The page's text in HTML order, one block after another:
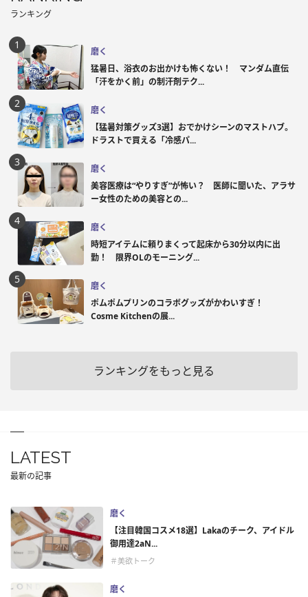
ランキング
磨く
猛暑日、浴衣のお出かけも怖くない！ マンダム直伝
「汗をかく前」の制汗剤テク...
磨く
【猛暑対策グッズ3選】おでかけシーンのマストハブ。
ドラストで買える「冷感パ...
磨く
美容医療は“やりすぎ”が怖い？ 医師に聞いた、アラサ
ー女性のための美容との...
磨く
時短アイテムに頼りまくって起床から30分以内に出
勤！ 限界OLのモーニング...
磨く
ポムポムプリンのコラボグッズがかわいすぎ！
Cosme Kitchenの展...
ランキングをもっと見る
LATEST
最新の記事
磨く
【注目韓国コスメ18選】Lakaのチーク、アイドル
御用達2aN...
＃美欲トーク
磨く